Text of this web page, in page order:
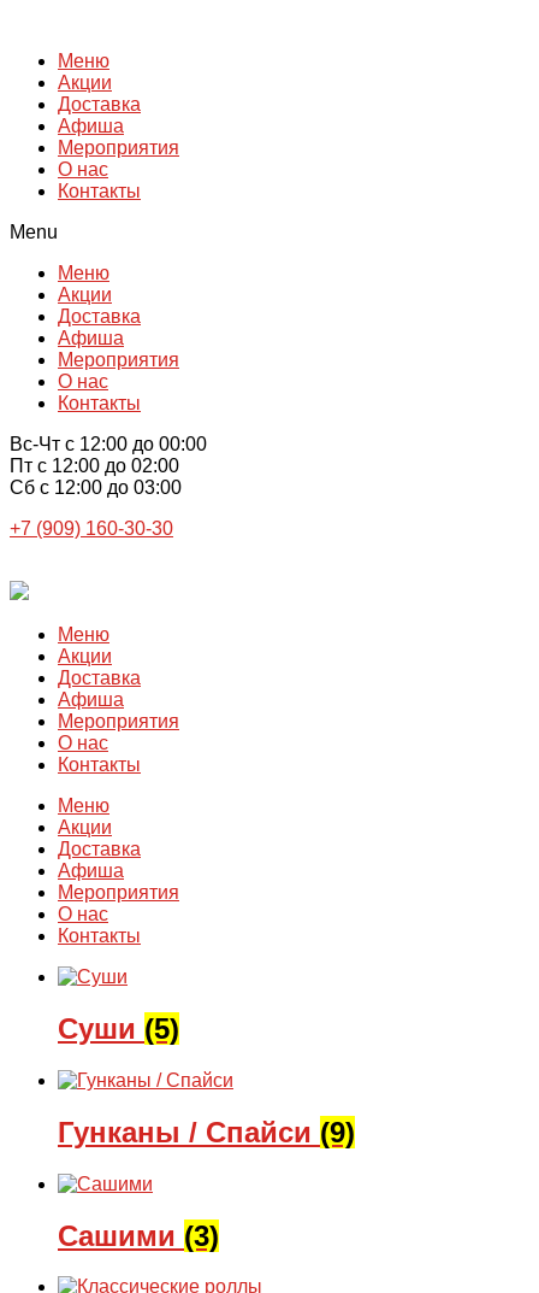
содержимому
Меню
Акции
Доставка
Афиша
Мероприятия
О нас
Контакты
Menu
Меню
Акции
Доставка
Афиша
Мероприятия
О нас
Контакты
Вс-Чт с 12:00 до 00:00
Пт с 12:00 до 02:00
Сб с 12:00 до 03:00
+7 (909) 160-30-30
Меню
Акции
Доставка
Афиша
Мероприятия
О нас
Контакты
Меню
Акции
Доставка
Афиша
Мероприятия
О нас
Контакты
Суши (5)
Гунканы / Спайси (9)
Сашими (3)